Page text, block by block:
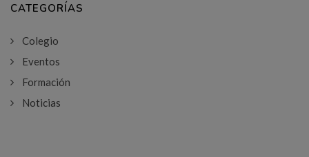
CATEGORÍAS
Colegio
Eventos
Formación
Noticias